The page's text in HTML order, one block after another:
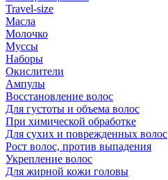
Travel-size
Масла
Молочко
Муссы
Наборы
Окислители
Ампулы
Восстановление волос
Для густоты и объема волос
При химической обработке
Для сухих и поврежденных волос
Рост волос, против выпадения
Укрепление волос
Для жирной кожи головы